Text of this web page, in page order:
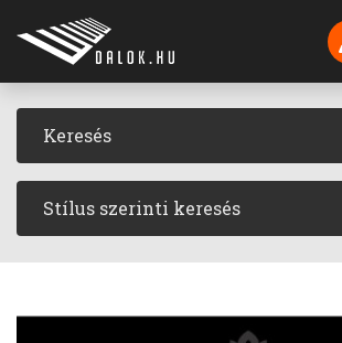
Stílus szerinti keresés